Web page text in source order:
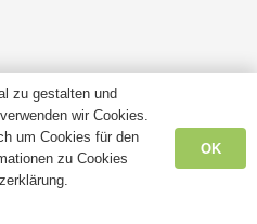
zu gestalten und
wir Cookies.
um Cookies für den
zu Cookies
OK